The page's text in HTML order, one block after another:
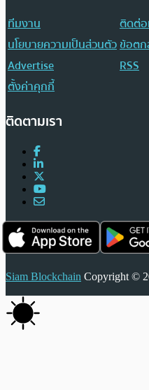
ทีมงาน
ติดต่อ
นโยบายความเป็นส่วนตัวข้อตก
Advertise
RSS
ตั้งค่าคุกกี้
ติดตามเรา
Siam Blockchain Copyright ©